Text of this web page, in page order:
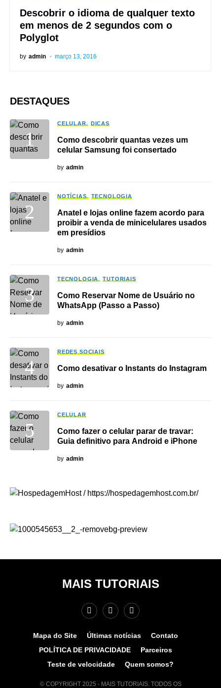
Descobrir o idioma de qualquer texto
em menos de 2 segundos com o
Polyglot
by admin março 13, 2016
DESTAQUES
CELULAR DICAS
Como descobrir quantas vezes um
celular Samsung foi consertado
by admin
NOTÍCIAS TECNOLOGIA
Anatel e lojas online fazem acordo para
proibir a venda de minicelulares usados
em presídios
by admin
TECNOLOGIA TUTORIAIS
Como Reservar Nome de Usuário no
WhatsApp (Passo a Passo)
by admin
REDES SOCIAIS
Como desativar o Instants do Instagram
by admin
CELULAR
Como fazer o celular parar de travar:
Guia definitivo para Android e iPhone
by admin
MAIS TUTORIAIS
Mapa do Site Últimas notícias
Contato
POLÍTICA DE PRIVACIDADE
Parceiros
Teste de velocidade
Quem somos?
© COPYRIGHT 2025 - MAIS TUTORIAIS. TODOS OS